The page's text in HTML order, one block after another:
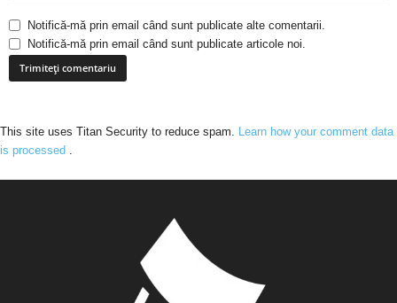
Notifică-mă prin email când sunt publicate alte comentarii.
Notifică-mă prin email când sunt publicate articole noi.
This site uses Titan Security to reduce spam. Learn how your comment data
is processed